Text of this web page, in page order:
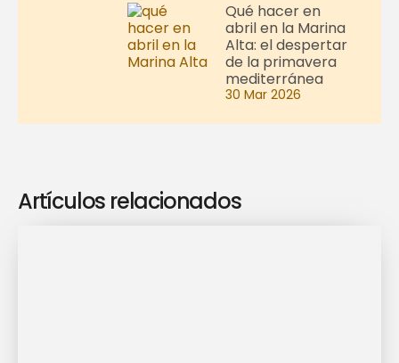
Qué hacer en
abril en la Marina
Alta: el despertar
de la primavera
mediterránea
30 Mar 2026
Artículos relacionados